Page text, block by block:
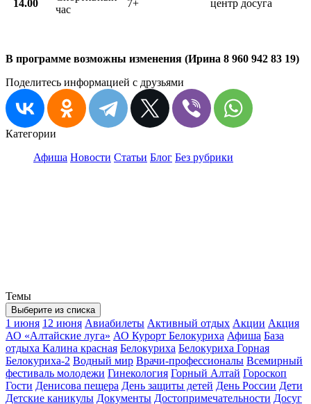
14.00
час
7+ центр досуга
В программе возможны изменения (Ирина 8 960 942 83 19)
Поделитесь информацией с друзьями
Категории
Афиша Новости Статьи Блог Без рубрики
Темы
Выберите из списка
1 июня 12 июня Авиабилеты Активный отдых Акции Акция
АО «Алтайские луга» АО Курорт Белокуриха Афиша База
отдыха Калина красная Белокуриха Белокуриха Горная
Белокуриха-2 Водный мир Врачи-профессионалы Всемирный
фестиваль молодежи Гинекология Горный Алтай Гороскоп
Гости Денисова пещера День защиты детей День России Дети
Детские каникулы Документы Достопримечательности Досуг